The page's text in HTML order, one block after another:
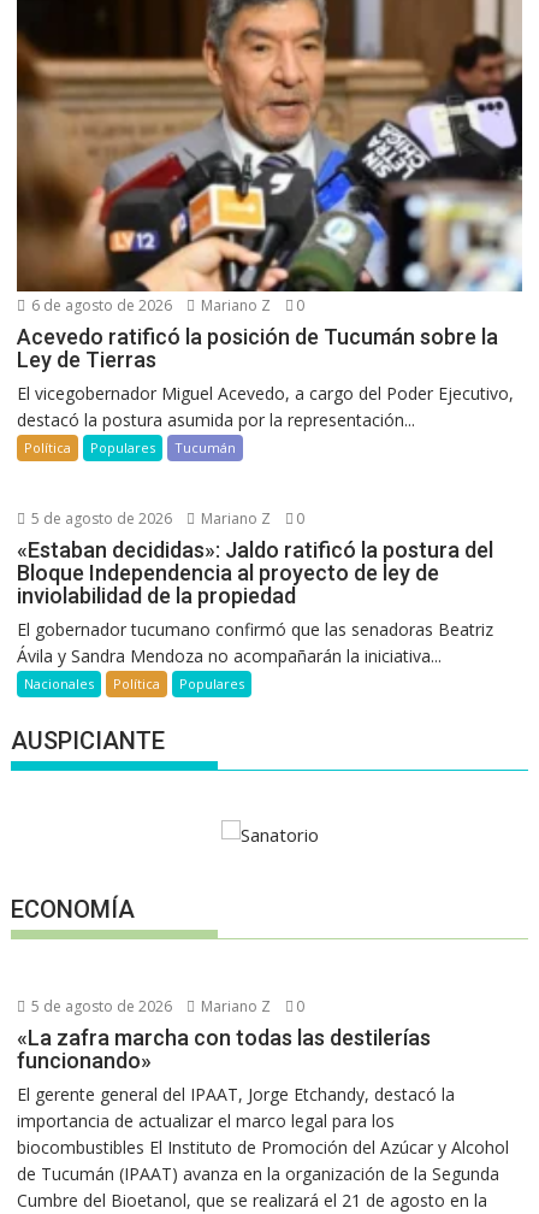
6 de agosto de 2026 Mariano Z 0
Acevedo ratificó la posición de Tucumán sobre la
Ley de Tierras
El vicegobernador Miguel Acevedo, a cargo del Poder Ejecutivo,
destacó la postura asumida por la representación...
Política Populares Tucumán
5 de agosto de 2026 Mariano Z 0
«Estaban decididas»: Jaldo ratificó la postura del
Bloque Independencia al proyecto de ley de
inviolabilidad de la propiedad
El gobernador tucumano confirmó que las senadoras Beatriz
Ávila y Sandra Mendoza no acompañarán la iniciativa...
Nacionales Política Populares
AUSPICIANTE
ECONOMÍA
5 de agosto de 2026 Mariano Z 0
«La zafra marcha con todas las destilerías
funcionando»
El gerente general del IPAAT, Jorge Etchandy, destacó la
importancia de actualizar el marco legal para los
biocombustibles El Instituto de Promoción del Azúcar y Alcohol
de Tucumán (IPAAT) avanza en la organización de la Segunda
Cumbre del Bioetanol, que se realizará el 21 de agosto en la